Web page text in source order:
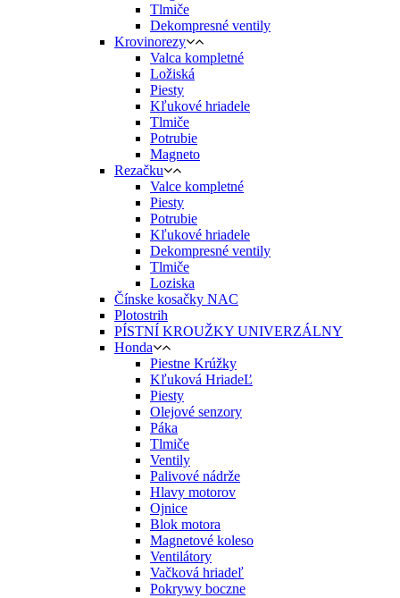
Tlmiče
Dekompresné ventily
Krovinorezy
Valca kompletné
Ložiská
Piesty
Kľukové hriadele
Tlmiče
Potrubie
Magneto
Rezačku
Valce kompletné
Piesty
Potrubie
Kľukové hriadele
Dekompresné ventily
Tlmiče
Loziska
Čínske kosačky NAC
Plotostrih
PÍSTNÍ KROUŽKY UNIVERZÁLNY
Honda
Piestne Krúžky
Kľuková HriadeĽ
Piesty
Olejové senzory
Páka
Tlmiče
Ventily
Palivové nádrže
Hlavy motorov
Ojnice
Blok motora
Magnetové koleso
Ventilátory
Vačková hriadeľ
Pokrywy boczne